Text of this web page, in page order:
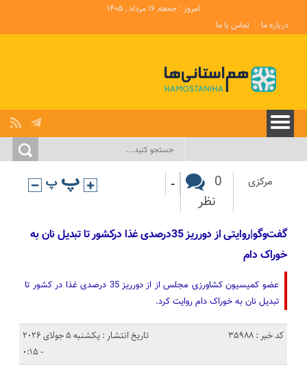
امروز : جمعه, ۱۶ مرداد , ۱۴۰۵
درباره ما
تماس با ما
مرکزی
0
نظر
-
گفت‌و‌گو|روایتی از دورریز 35درصدی غذا درکشور تا تبدیل نان به
خوراک دام
عضو کمیسیون کشاورزی مجلس از از دورریز 35 درصدی غذا در کشور تا
تبدیل نان به خوراک دام روایت کرد.
کد خبر : 35988
تاریخ انتشار : یکشنبه 5 جولای 2026
- 0:15